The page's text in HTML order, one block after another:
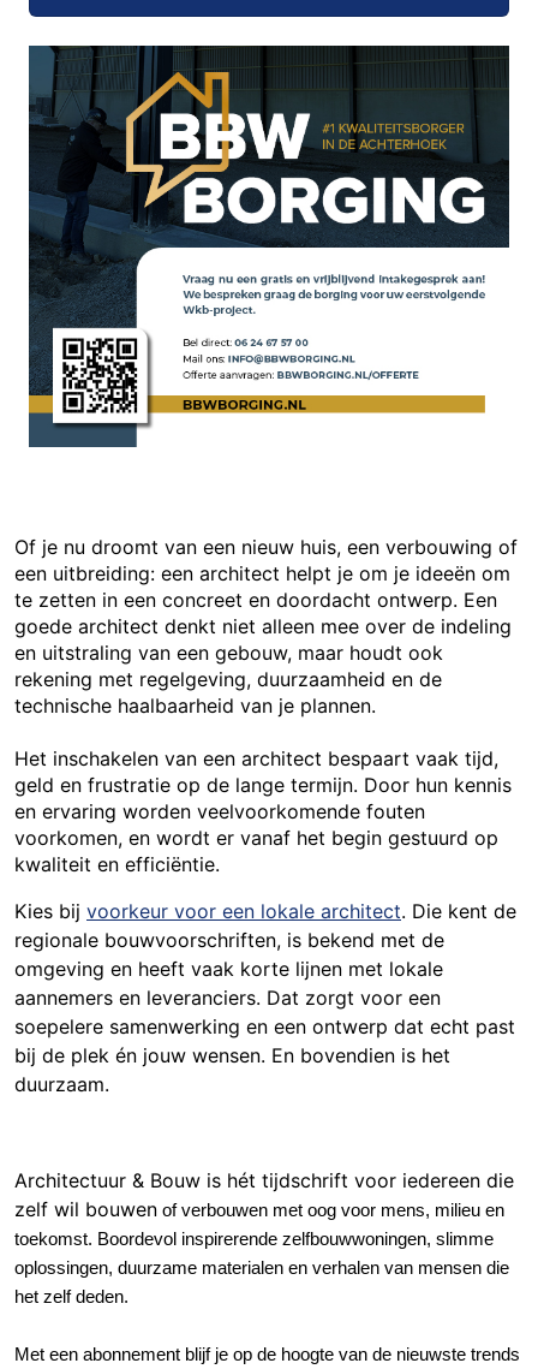
Of je nu droomt van een nieuw huis, een verbouwing of
een uitbreiding: een architect helpt je om je ideeën om
te zetten in een concreet en doordacht ontwerp. Een
goede architect denkt niet alleen mee over de indeling
en uitstraling van een gebouw, maar houdt ook
rekening met regelgeving, duurzaamheid en de
technische haalbaarheid van je plannen.
Het inschakelen van een architect bespaart vaak tijd,
geld en frustratie op de lange termijn. Door hun kennis
en ervaring worden veelvoorkomende fouten
voorkomen, en wordt er vanaf het begin gestuurd op
kwaliteit en efficiëntie.
Kies bij voorkeur voor een lokale architect. Die kent de
regionale bouwvoorschriften, is bekend met de
omgeving en heeft vaak korte lijnen met lokale
aannemers en leveranciers. Dat zorgt voor een
soepelere samenwerking en een ontwerp dat echt past
bij de plek én jouw wensen. En bovendien is het
duurzaam.
Architectuur & Bouw is hét tijdschrift voor iedereen die
zelf wil bouwen of verbouwen met oog voor mens, milieu en
toekomst. Boordevol inspirerende zelfbouwwoningen, slimme
oplossingen, duurzame materialen en verhalen van mensen die
het zelf deden.
Met een abonnement blijf je op de hoogte van de nieuwste trends